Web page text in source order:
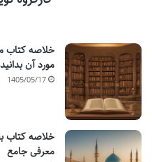
خلاصه کتاب
مورد آن بدانید
1405/05/17
خلاصه کتاب
معرفی جامع